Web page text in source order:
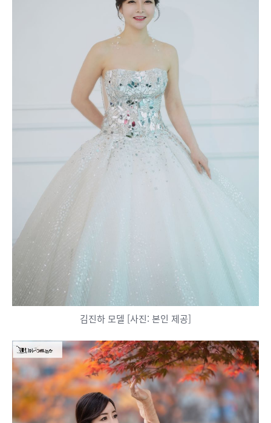
김진하 모델 [사진: 본인 제공]